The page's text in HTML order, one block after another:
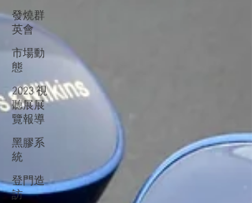
發燒群
英會
市場動
態
2023 視
聽展展
覽報導
黑膠系
統
登門造
訪